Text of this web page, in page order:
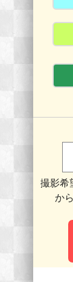
撮影希
か